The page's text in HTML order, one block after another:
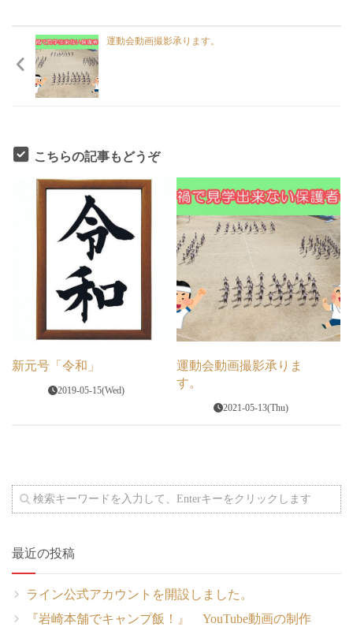
運動会動画撮影承ります。
こちらの記事もどうぞ
新元号「令和」
2019-05-15(Wed)
運動会動画撮影承りま
す。
2021-05-13(Thu)
最近の投稿
ライン公式アカウントを開設しました。
『岩崎本舗でキャンプ飯！』 YouTube動画の制作